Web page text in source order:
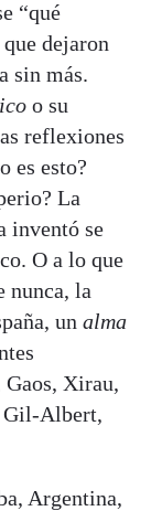
“qué
dejaron
sin más.
o su
reflexiones
es esto?
La
inventó se
O a lo que
nunca, la
un alma
Xirau,
Gil-Albert,
Argentina,